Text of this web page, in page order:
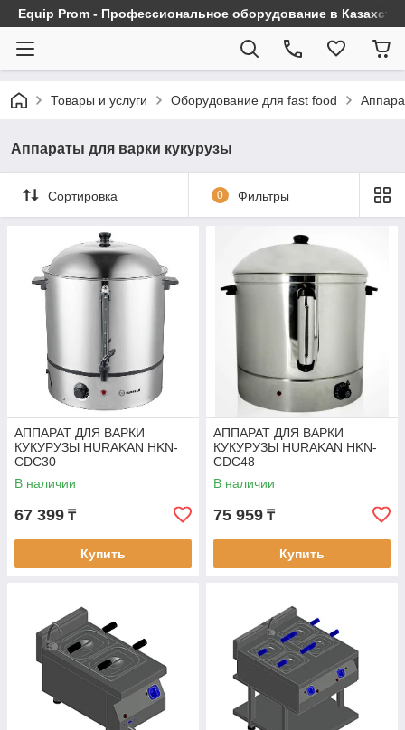
Equip Prom - Профессиональное оборудование в
Товары и услуги Оборудование для fast food
Аппараты для варки кукурузы
Сортировка 0 Фильтры
АППАРАТ ДЛЯ ВАРКИ
КУКУРУЗЫ HURAKAN HKN-
CDC30
В наличии
67 399 ₸
Купить
АППАРАТ ДЛЯ ВАРКИ
КУКУРУЗЫ HURAKAN HKN-
CDC48
В наличии
75 959 ₸
Купить